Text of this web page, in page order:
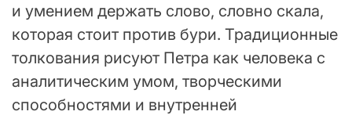
и умением держать слово, словно скала,
которая стоит против бури. Традиционные
толкования рисуют Петра как человека с
аналитическим умом, творческими
способностями и внутренней